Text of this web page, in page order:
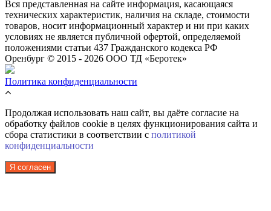
Вся представленная на сайте информация, касающаяся
технических характеристик, наличия на складе, стоимости
товаров, носит информационный характер и ни при каких
условиях не является публичной офертой, определяемой
положениями статьи 437 Гражданского кодекса РФ
Оренбург © 2015 - 2026 ООО ТД «Беротек»
Политика конфиденциальности
Продолжая использовать наш сайт, вы даёте согласие на
обработку файлов cookie в целях функционирования сайта и
сбора статистики в соответствии с политикой
конфиденциальности
Я согласен